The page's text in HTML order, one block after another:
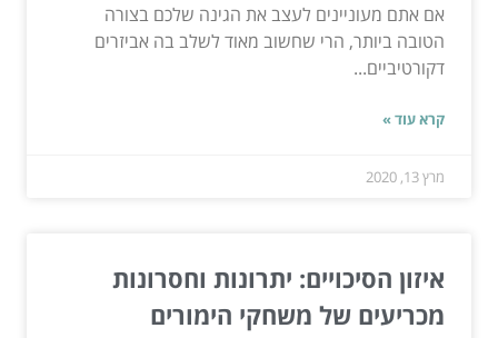
אם אתם מעוניינים לעצב את הגינה שלכם בצורה
הטובה ביותר, הרי שחשוב מאוד לשלב בה אביזרים
דקורטיביים...
קרא עוד »
מרץ 13, 2020
איזון הסיכויים: יתרונות וחסרונות
מכריעים של משחקי הימורים